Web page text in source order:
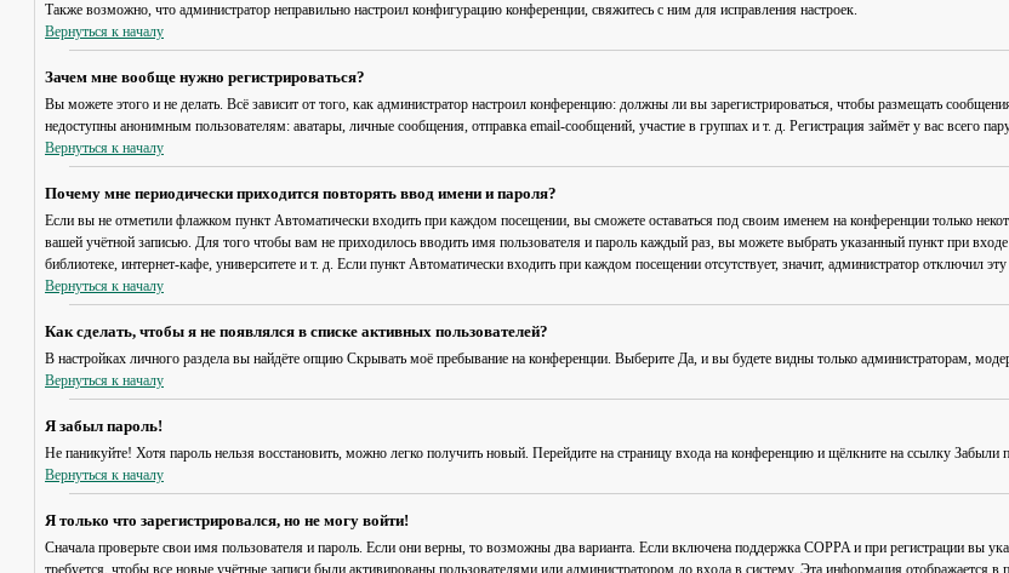
Также возможно, что администратор неправильно настроил конфигурацию конференции, свяжитесь с ним для исправления настроек.
Вернуться к началу
Зачем мне вообще нужно регистрироваться?
Вы можете этого и не делать. Всё зависит от того, как администратор настроил конференцию: должны ли вы зарегистрироваться, чтобы размещать
недоступны анонимным пользователям: аватары, личные сообщения, отправка email-сообщений, участие в группах и т. д. Регистрация займёт у вас всего
Вернуться к началу
Почему мне периодически приходится повторять ввод имени и пароля?
Если вы не отметили флажком пункт Автоматически входить при каждом посещении, вы сможете оставаться под своим именем на конференции только
вашей учётной записью. Для того чтобы вам не приходилось вводить имя пользователя и пароль каждый раз, вы можете выбрать указанный пункт при
библиотеке, интернет-кафе, университете и т. д. Если пункт Автоматически входить при каждом посещении отсутствует, значит, администратор отключил
Вернуться к началу
Как сделать, чтобы я не появлялся в списке активных пользователей?
В настройках личного раздела вы найдёте опцию Скрывать моё пребывание на конференции. Выберите Да, и вы будете видны только администраторам,
Вернуться к началу
Я забыл пароль!
Не паникуйте! Хотя пароль нельзя восстановить, можно легко получить новый. Перейдите на страницу входа на конференцию и щёлкните на ссылку Забыли
Вернуться к началу
Я только что зарегистрировался, но не могу войти!
Сначала проверьте свои имя пользователя и пароль. Если они верны, то возможны два варианта. Если включена поддержка COPPA и при регистрации вы
требуется, чтобы все новые учётные записи были активированы пользователями или администратором до входа в систему. Эта информация отображается